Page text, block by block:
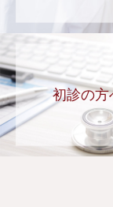
初診の方